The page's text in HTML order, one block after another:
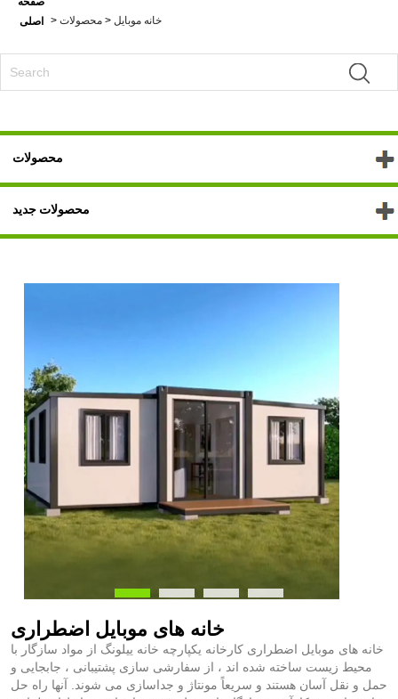
اصلی
> محصولات > خانه موبایل
محصولات
محصولات جدید
خانه های موبایل اضطراری
خانه های موبایل اضطراری کارخانه یکپارچه خانه ییلونگ از مواد سازگار با
محیط زیست ساخته شده اند ، از سفارشی سازی پشتیبانی ، جابجایی و
حمل و نقل آسان هستند و سریعاً مونتاژ و جداسازی می شوند. آنها راه حل